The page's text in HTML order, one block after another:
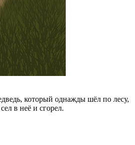
который однажды шёл по лесу,
в неё и сгорел.